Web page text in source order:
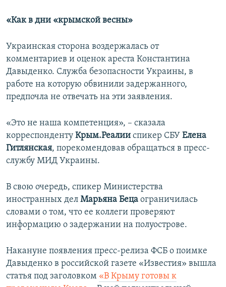
«Как в дни «крымской весны»
Украинская сторона воздержалась от
комментариев и оценок ареста Константина
Давыденко. Служба безопасности Украины, в
работе на которую обвинили задержанного,
предпочла не отвечать на эти заявления.
«Это не наша компетенция», – сказала
корреспонденту Крым.Реалии спикер СБУ Елена
Гитлянская, порекомендовав обращаться в пресс-
службу МИД Украины.
В свою очередь, спикер Министерства
иностранных дел Марьяна Беца ограничилась
словами о том, что ее коллеги проверяют
информацию о задержании на полуострове.
Накануне появления пресс-релиза ФСБ о поимке
Давыденко в российской газете «Известия» вышла
статья под заголовком «В Крыму готовы к